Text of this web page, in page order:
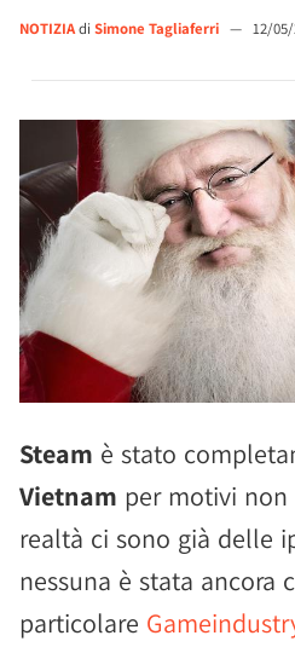
NOTIZIAdi Simone Tagliaferri — 12/
Steam è stato
Vietnam per motivi
realtà ci sono già delle
nessuna è stata ancora
particolare